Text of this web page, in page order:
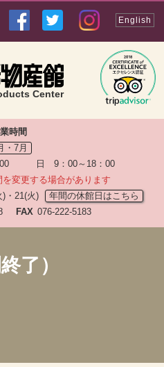
Center
English
時間
・7月
：00 日 9：00～18：00
変更する場合があります
・21(火)
年間の休館日はこちら
FAX 076-222-5183
了）